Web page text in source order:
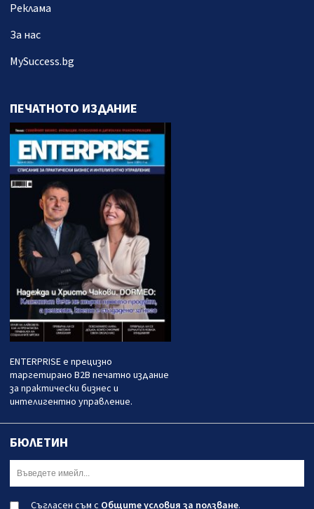
Реклама
За нас
MySuccess.bg
ПЕЧАТНОТО ИЗДАНИЕ
ENTERPRISE е прецизно
таргетирано B2B печатно издание
за практически бизнес и
интелигентно управление.
БЮЛЕТИН
Съгласен съм с Общите условия за ползване.